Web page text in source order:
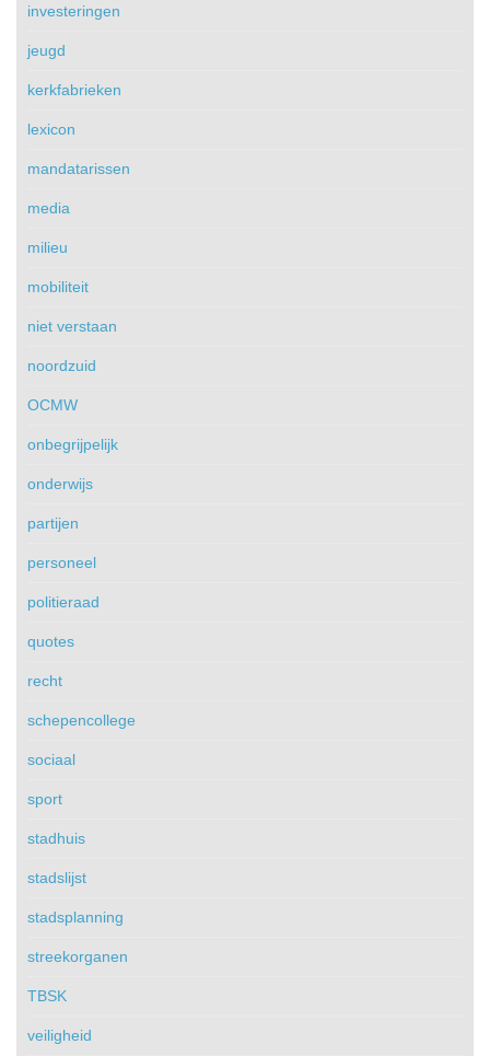
investeringen
jeugd
kerkfabrieken
lexicon
mandatarissen
media
milieu
mobiliteit
niet verstaan
noordzuid
OCMW
onbegrijpelijk
onderwijs
partijen
personeel
politieraad
quotes
recht
schepencollege
sociaal
sport
stadhuis
stadslijst
stadsplanning
streekorganen
TBSK
veiligheid